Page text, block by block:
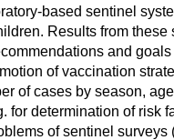
based sentinel
Results from these
and
of vaccination
of cases by season,
for determination of risk
of sentinel surveys